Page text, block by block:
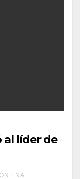
al líder de
LNA